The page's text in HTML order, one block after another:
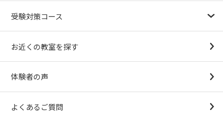
受験対策コース
（思考力アドバンスコースアストルム）
お近くの教室を探す
体験者の声
よくあるご質問